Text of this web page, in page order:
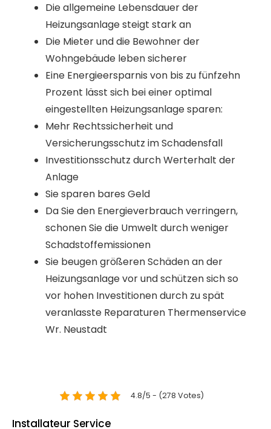
Die allgemeine Lebensdauer der
Heizungsanlage steigt stark an
Die Mieter und die Bewohner der
Wohngebäude leben sicherer
Eine Energieersparnis von bis zu fünfzehn
Prozent lässt sich bei einer optimal
eingestellten Heizungsanlage sparen:
Mehr Rechtssicherheit und
Versicherungsschutz im Schadensfall
Investitionsschutz durch Werterhalt der
Anlage
Sie sparen bares Geld
Da Sie den Energieverbrauch verringern,
schonen Sie die Umwelt durch weniger
Schadstoffemissionen
Sie beugen größeren Schäden an der
Heizungsanlage vor und schützen sich so
vor hohen Investitionen durch zu spät
veranlasste Reparaturen Thermenservice
Wr. Neustadt
4.8/5 - (278 Votes)
Installateur Service